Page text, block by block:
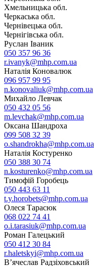
Хмельницька обл.
Черкаська обл.
Чернівецька обл.
Чернігівська обл.
Руслан Іваник
050 357 96 36
r.ivanyk@mhp.com.ua
Наталія Коновалюк
096 957 99 95
n.konovaliuk@mhp.com.ua
Михайло Левчак
050 432 05 56
m.levchak@mhp.com.ua
Оксана Шандроха
099 508 32 39
o.shandrokha@mhp.com.ua
Наталія Костуренко
050 388 30 74
n.kosturenko@mhp.com.ua
Тимофій Горобець
050 443 63 11
t.y.horobets@mhp.com.ua
Олеся Тарасюк
068 022 74 41
o.i.tarasiuk@mhp.com.ua
Роман Галецький
050 412 30 84
r.haletskyi@mhp.com.ua
В’ячеслав Радзіховський